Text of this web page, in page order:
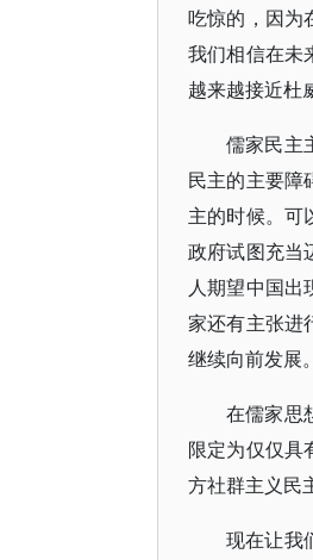
吃惊的，因为
我们相信在未
越来越接近杜
儒家民主
民主的主要障
主的时候。可
政府试图充当
人期望中国出
家还有主张进
继续向前发展
在儒家思
限定为仅仅具
方社群主义民
现在让我